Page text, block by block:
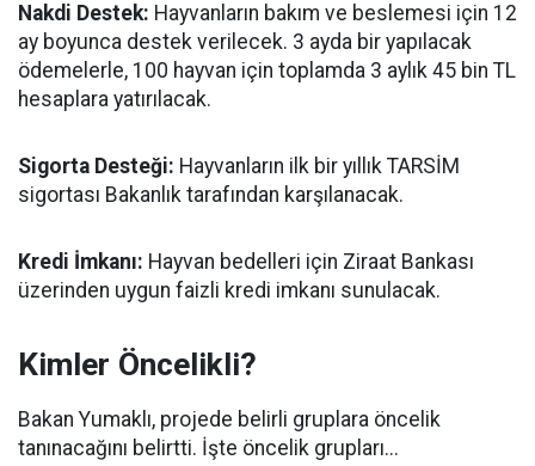
Nakdi Destek: Hayvanların bakım ve beslemesi için 12
ay boyunca destek verilecek. 3 ayda bir yapılacak
ödemelerle, 100 hayvan için toplamda 3 aylık 45 bin TL
hesaplara yatırılacak.
Sigorta Desteği: Hayvanların ilk bir yıllık TARSİM
sigortası Bakanlık tarafından karşılanacak.
Kredi İmkanı: Hayvan bedelleri için Ziraat Bankası
üzerinden uygun faizli kredi imkanı sunulacak.
Kimler Öncelikli?
Bakan Yumaklı, projede belirli gruplara öncelik
tanınacağını belirtti. İşte öncelik grupları...